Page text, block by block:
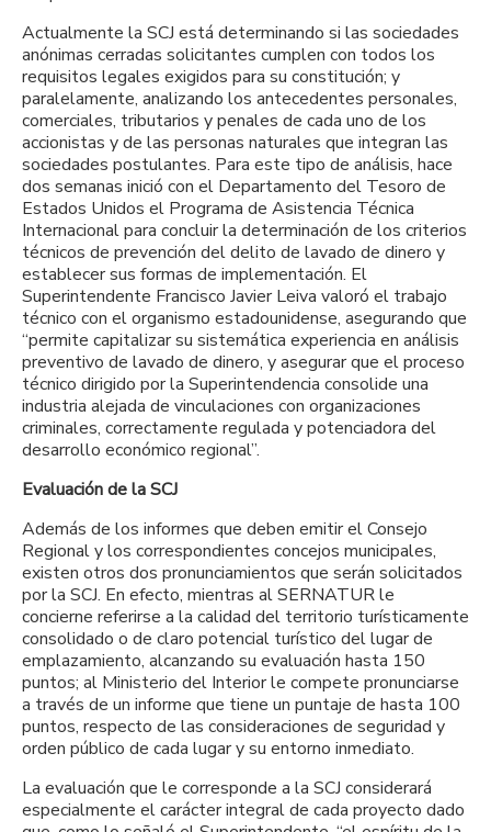
Actualmente la SCJ está determinando si las sociedades
anónimas cerradas solicitantes cumplen con todos los
requisitos legales exigidos para su constitución; y
paralelamente, analizando los antecedentes personales,
comerciales, tributarios y penales de cada uno de los
accionistas y de las personas naturales que integran las
sociedades postulantes. Para este tipo de análisis, hace
dos semanas inició con el Departamento del Tesoro de
Estados Unidos el Programa de Asistencia Técnica
Internacional para concluir la determinación de los criterios
técnicos de prevención del delito de lavado de dinero y
establecer sus formas de implementación. El
Superintendente Francisco Javier Leiva valoró el trabajo
técnico con el organismo estadounidense, asegurando que
“permite capitalizar su sistemática experiencia en análisis
preventivo de lavado de dinero, y asegurar que el proceso
técnico dirigido por la Superintendencia consolide una
industria alejada de vinculaciones con organizaciones
criminales, correctamente regulada y potenciadora del
desarrollo económico regional”.
Evaluación de la SCJ
Además de los informes que deben emitir el Consejo
Regional y los correspondientes concejos municipales,
existen otros dos pronunciamientos que serán solicitados
por la SCJ. En efecto, mientras al SERNATUR le
concierne referirse a la calidad del territorio turísticamente
consolidado o de claro potencial turístico del lugar de
emplazamiento, alcanzando su evaluación hasta 150
puntos; al Ministerio del Interior le compete pronunciarse
a través de un informe que tiene un puntaje de hasta 100
puntos, respecto de las consideraciones de seguridad y
orden público de cada lugar y su entorno inmediato.
La evaluación que le corresponde a la SCJ considerará
especialmente el carácter integral de cada proyecto dado